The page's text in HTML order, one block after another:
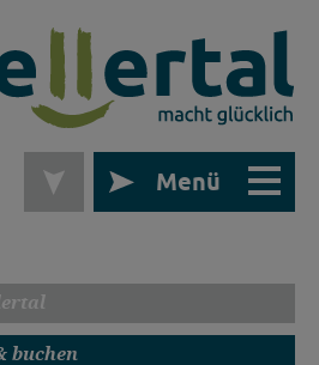
Menü
buchen